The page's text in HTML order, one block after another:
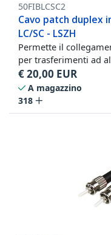
50FIBLCSC2
Cavo patch duplex
LC/SC - LSZH
Permette il
per trasferimenti ad
€20,00 EUR
A magazzino
318